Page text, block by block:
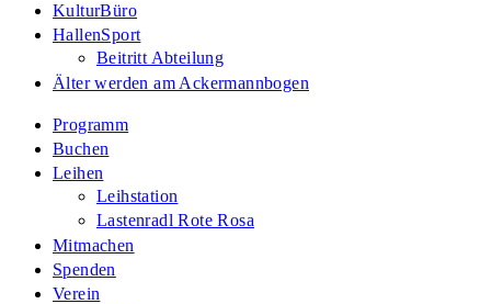
KulturBüro
HallenSport
Beitritt Abteilung
Älter werden am Ackermannbogen
Programm
Buchen
Leihen
Leihstation
Lastenradl Rote Rosa
Mitmachen
Spenden
Verein